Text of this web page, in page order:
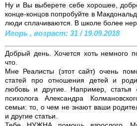
Ну и Вы выберете себе хорошее,
конце-концов попробуйте в
люди сплачиваются. В школе более
Игорь , возраст: 31 / 19.09.2018
Добрый день. Хочется хоть немного
что.
Мне Реалисты (этот сайт) очень
статей про отношения детей и
любовь и другие. Например, статья
психолога Александра
семьи: то, о чем не знают ваши
и другие статьи.